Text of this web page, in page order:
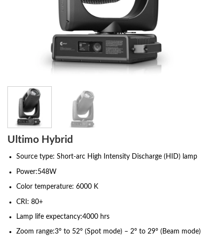
Ultimo Hybrid
Source type: Short-arc High Intensity Discharge (HID) lamp
Power:548W
Color temperature: 6000 K
CRI: 80+
Lamp life expectancy:4000 hrs
Zoom range:3° to 52° (Spot mode) – 2° to 29° (Beam mode)